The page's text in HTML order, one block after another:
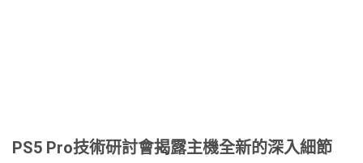
PS5 Pro技術研討會揭露主機全新的深入細節